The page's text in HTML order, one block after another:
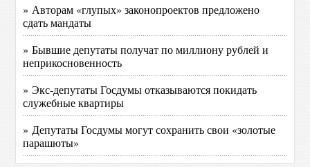
» Авторам «глупых» законопроектов предложено
сдать мандаты
» Бывшие депутаты получат по миллиону рублей и
неприкосновенность
» Экс-депутаты Госдумы отказываются покидать
служебные квартиры
» Депутаты Госдумы могут сохранить свои «золотые
парашюты»